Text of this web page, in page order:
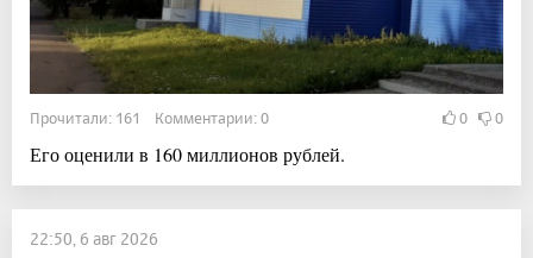
Прочитали: 161 Комментарии: 0 0 0
Его оценили в 160 миллионов рублей.
22:50, 6 авг 2026